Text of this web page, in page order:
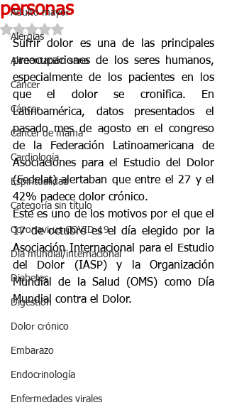
Adulto mayor
Alergias
Alimentación sana
Cáncer
Cáncer
Cáncer de mama
Cardiología
Espiritualidad
Categoría sin título
Coronavirus COVID-19
Día mundial/internacional
Diabetes
Digestión
Dolor crónico
Embarazo
Endocrinología
Enfermedades virales
personas
Obtuvo NaN de 5 estrellas.
Sufrir dolor es una de las principales
preocupaciones de los seres humanos,
especialmente de los pacientes en los
que el dolor se cronifica. En
Latinoamérica, datos presentados el
pasado mes de agosto en el congreso
de la Federación Latinoamericana de
Asociaciones para el Estudio del Dolor
(Fedelat) alertaban que entre el 27 y el
42% padece dolor crónico.
Este es uno de los motivos por el que el
17 de octubre es el día elegido por la
Asociación Internacional para el Estudio
del Dolor (IASP) y la Organización
Mundial de la Salud (OMS) como Día
Mundial contra el Dolor.